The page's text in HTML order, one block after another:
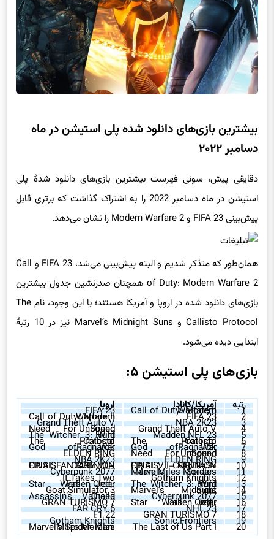
بیشترین بازی‌های دانلود شده پلی استیشن در ماه
دسامبر ۲۰۲۲
دقایقی پیش، سونی فهرست بیشترین بازی‌های دانلود شدۀ پلی
استیشن در ماه دسامبر 2022 را به اشتراک گذاشت که برتری قابل
پیش‌بینی FIFA 23 و Modern Warfare 2 را نشان می‌دهد.
همان‌طور که متذکر شدیم و البته پیش‌بینی می‌شد، FIFA 23 و Call
of Duty: Modern Warfare 2 همچنان صدرنشین جدول بیشترین
بازی‌های دانلود شده در اروپا و آمریکا هستند؛ با این وجود، نام The
Callisto Protocol و Marvel’s Midnight Suns نیز در 10 رتبۀ
ابتدایی دیده می‌شود.
بازی‌های پلی استیشن ۵:
رتبه آمریکا/کانادا اروپا 1
Call of Duty: Modern Warfare II
FIFA 23 2
FIFA 23
Call of Duty: Modern Warfare II 3
NBA 2K23
Grand Theft Auto V 4
Grand Theft Auto V
Need For Speed Unbound 5
Madden NFL 23
The Witcher 3: Wild Hunt 6
The Callisto Protocol
The Callisto Protocol 7
God of War Ragnarök
God of War Ragnarök 8
Need For Speed Unbound
ELDEN RING 9
ELDEN RING
NBA 2K23 10
CRISIS CORE –FINAL FANTASY VII– REUNION
CRISIS CORE –FINAL FANTASY VII– REUNION 11
Marvel’s Spider-Man: Miles Morales
Cyberpunk 2077 12
Gotham Knights
It Takes Two 13
The Witcher 3: Wild Hunt
Star Wars Jedi: Fallen Order 14
Marvel’s Midnight Suns
Goat Simulator 3 15
Cyberpunk 2077
Assassin’s Creed Valhalla 16
Star Wars Jedi: Fallen Order
GRAN TURISMO 7 17
NHL 23
FAR CRY 6 18
GRAN TURISMO 7
F1 22 19
Sonic Frontiers
Gotham Knights 20
The Last of Us Part I
Marvel’s Spider-Man: Miles Morales